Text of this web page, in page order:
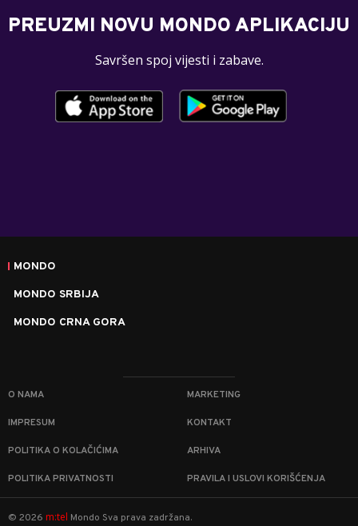
PREUZMI NOVU MONDO APLIKACIJU
Savršen spoj vijesti i zabave.
MONDO
MONDO SRBIJA
MONDO CRNA GORA
O NAMA MARKETING
IMPRESUM KONTAKT
POLITIKA O KOLAČIĆIMA ARHIVA
POLITIKA PRIVATNOSTI PRAVILA I USLOVI KORIŠĆENJA
© 2026 m:tel Mondo Sva prava zadržana.